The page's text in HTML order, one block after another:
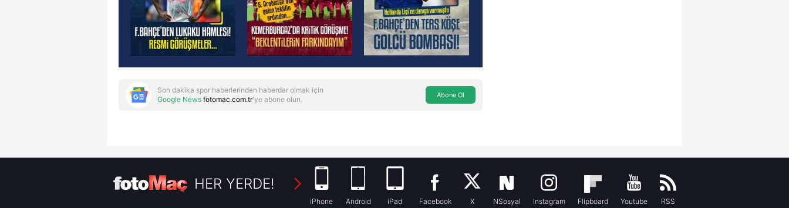
Son dakika spor haberlerinden haberdar olmak için
Google News fotomac.com.tr'ye abone olun. Abone Ol
HER YERDE!
iPhone Android iPad Facebook X NSosyal Instagram Flipboard Youtube RSS